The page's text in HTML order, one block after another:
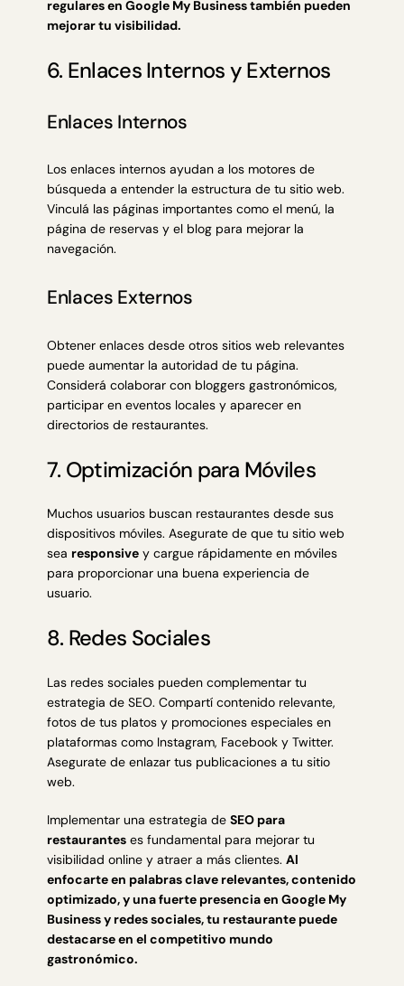
regulares en Google My Business también pueden
mejorar tu visibilidad.
6. Enlaces Internos y Externos
Enlaces Internos
Los enlaces internos ayudan a los motores de
búsqueda a entender la estructura de tu sitio web.
Vinculá las páginas importantes como el menú, la
página de reservas y el blog para mejorar la
navegación.
Enlaces Externos
Obtener enlaces desde otros sitios web relevantes
puede aumentar la autoridad de tu página.
Considerá colaborar con bloggers gastronómicos,
participar en eventos locales y aparecer en
directorios de restaurantes.
7. Optimización para Móviles
Muchos usuarios buscan restaurantes desde sus
dispositivos móviles. Asegurate de que tu sitio web
sea responsivey cargue rápidamente en móviles
para proporcionar una buena experiencia de
usuario.
8. Redes Sociales
Las redes sociales pueden complementar tu
estrategia de SEO. Compartí contenido relevante,
fotos de tus platos y promociones especiales en
plataformas como Instagram, Facebook y Twitter.
Asegurate de enlazar tus publicaciones a tu sitio
web.
Implementar una estrategia de SEO para
restauranteses fundamental para mejorar tu
visibilidad online y atraer a más clientes. Al
enfocarte en palabras clave relevantes, contenido
optimizado, y una fuerte presencia en Google My
Business y redes sociales, tu restaurante puede
destacarse en el competitivo mundo
gastronómico.